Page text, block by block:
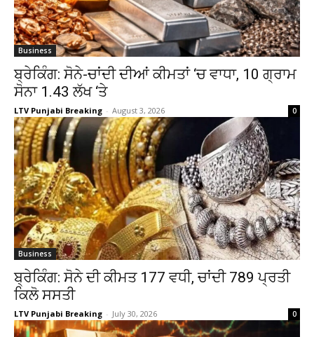
Business
ਬ੍ਰੇਕਿੰਗ: ਸੋਨੇ-ਚਾਂਦੀ ਦੀਆਂ ਕੀਮਤਾਂ ‘ਚ ਵਾਧਾ, 10 ਗ੍ਰਾਮ
ਸੋਨਾ ₹1.43 ਲੱਖ ‘ਤੇ
LTV Punjabi Breaking - August 3, 2026 0
Business
ਬ੍ਰੇਕਿੰਗ: ਸੋਨੇ ਦੀ ਕੀਮਤ ₹177 ਵਧੀ, ਚਾਂਦੀ ₹789 ਪ੍ਰਤੀ
ਕਿਲੋ ਸਸਤੀ
LTV Punjabi Breaking - July 30, 2026 0